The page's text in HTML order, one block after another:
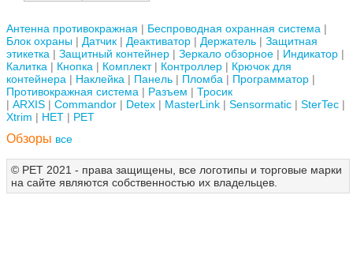
Антенна противокражная
Беспроводная охранная система
Блок охраны
Датчик Деактиватор Держатель
Защитная
этикетка
Защитный контейнер Зеркало обзорное
Индикатор
Калитка
Кнопка Комплект Контроллер
Крючок для
контейнера
Наклейка Панель Пломба
Программатор
Противокражная система
Разъем
Тросик
ARXIS
Commandor Detex MasterLink Sensormatic
SterTec
Xtrim
НЕТ РЕТ
Обзоры все
© РЕТ 2021 - права защищены, все логотипы и торговые марки
на сайте являются собственностью их владельцев.